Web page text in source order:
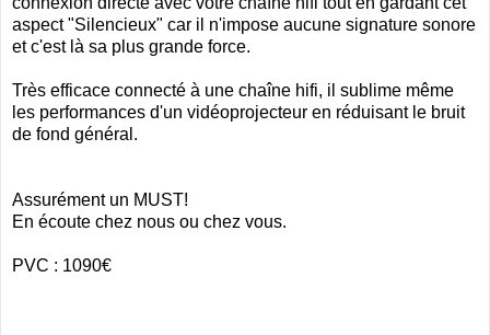
aspect "Silencieux" car il n'impose aucune signature sonore
et c'est là sa plus grande force.
Très efficace connecté à une chaîne hifi, il sublime même
les performances d'un vidéoprojecteur en réduisant le bruit
de fond général.
Assurément un MUST!
En écoute chez nous ou chez vous.
PVC : 1090€